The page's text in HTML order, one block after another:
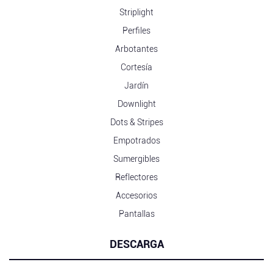
Striplight
Perfiles
Arbotantes
Cortesía
Jardín
Downlight
Dots & Stripes
Empotrados
Sumergibles
Reflectores
Accesorios
Pantallas
DESCARGA